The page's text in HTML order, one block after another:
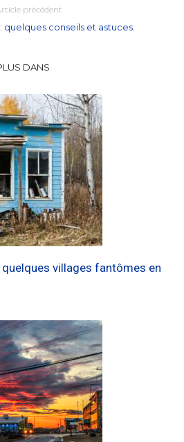
précédent
quelques conseils et astuces.
DANS
villages fantômes en